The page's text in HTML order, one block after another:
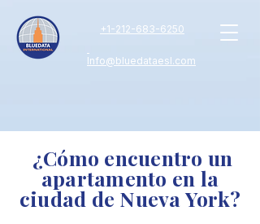
+1-212-683-6250
Info@bluedataesl.com
¿Cómo encuentro un
apartamento en la
ciudad de Nueva York?